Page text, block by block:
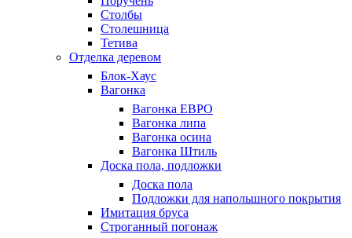
Столбы
Столешница
Тетива
Отделка деревом
Блок-Хаус
Вагонка
Вагонка ЕВРО
Вагонка липа
Вагонка осина
Вагонка Штиль
Доска пола, подложки
Доска пола
Подложки для напольшного покрытия
Имитация бруса
Строганный погонаж